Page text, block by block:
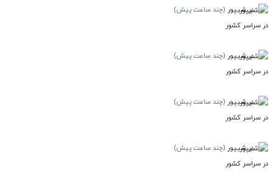
در شیپور (چند ساعت پیش)
در سراسر کشور
در شیپور (چند ساعت پیش)
در سراسر کشور
در شیپور (چند ساعت پیش)
در سراسر کشور
در شیپور (چند ساعت پیش)
در سراسر کشور